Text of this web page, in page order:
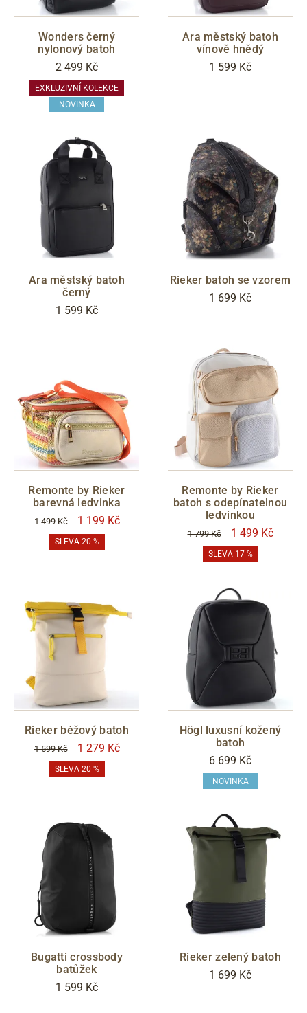
Wonders černý
nylonový batoh
2 499 Kč
EXKLUZIVNÍ KOLEKCE
NOVINKA
Ara městský batoh
vínově hnědý
1 599 Kč
Ara městský batoh
černý
1 599 Kč
Rieker batoh se vzorem
1 699 Kč
Remonte by Rieker
barevná ledvinka
1 499 Kč 1 199 Kč
SLEVA 20 %
Remonte by Rieker
batoh s odepínatelnou
ledvinkou
1 799 Kč 1 499 Kč
SLEVA 17 %
Rieker béžový batoh
1 599 Kč 1 279 Kč
SLEVA 20 %
Högl luxusní kožený
batoh
6 699 Kč
NOVINKA
Bugatti crossbody
batůžek
1 599 Kč
Rieker zelený batoh
1 699 Kč